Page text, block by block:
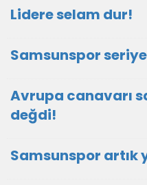
Lidere selam dur!
Samsunspor
Avrupa canavarı
değdi!
Samsunspor artık